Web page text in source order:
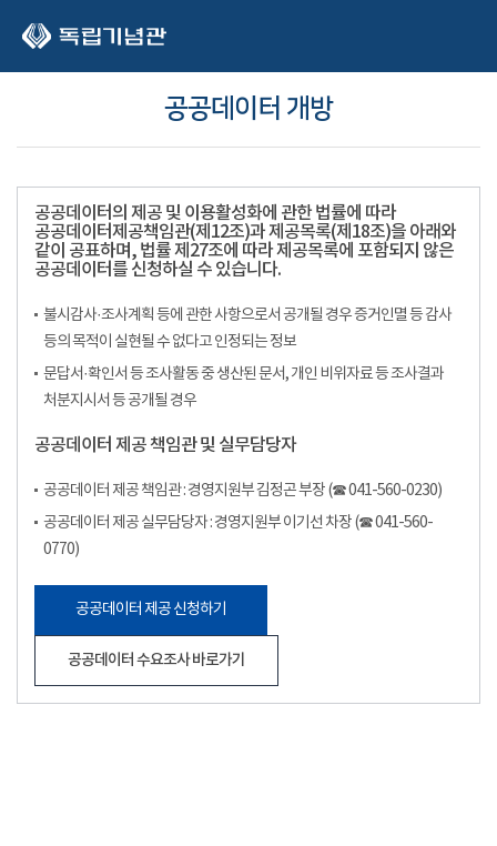
공공데이터 개방
공공데이터의 제공 및 이용활성화에 관한 법률에 따라
공공데이터제공책임관(제12조)과 제공목록(제18조)을 아래와
같이 공표하며, 법률 제27조에 따라 제공목록에 포함되지 않은
공공데이터를 신청하실 수 있습니다.
불시감사·조사계획 등에 관한 사항으로서 공개될 경우 증거인멸 등 감사
등의 목적이 실현될 수 없다고 인정되는 정보
문답서·확인서 등 조사활동 중 생산된 문서, 개인 비위자료 등 조사결과
처분지시서 등 공개될 경우
공공데이터 제공 책임관 및 실무담당자
공공데이터 제공 책임관 : 경영지원부 김정곤 부장 (☎ 041-560-0230)
공공데이터 제공 실무담당자 : 경영지원부 이기선 차장 (☎ 041-560-
0770)
공공데이터 제공 신청하기
공공데이터 수요조사 바로가기